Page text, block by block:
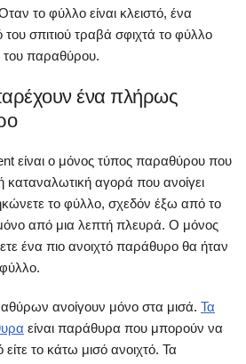
το φύλλο είναι κλειστό, ένα
σπιτιού τραβά σφιχτά το φύλλο
του παραθύρου.
ένα πλήρως
είναι ο μόνος τύπος παραθύρου που
καταναλωτική αγορά που ανοίγει
το φύλλο, σχεδόν έξω από το
από μια λεπτή πλευρά. Ο μόνος
ένα πιο ανοιχτό παράθυρο θα ήταν
ανοίγουν μόνο στα μισά. Τα
είναι παράθυρα που μπορούν να
το κάτω μισό ανοιχτό. Τα